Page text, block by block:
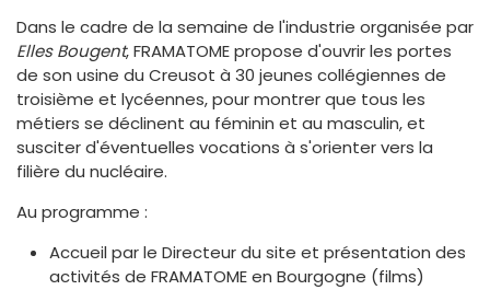
Dans le cadre de la semaine de l'industrie organisée par
Elles Bougent, FRAMATOME propose d'ouvrir les portes
de son usine du Creusot à 30 jeunes collégiennes de
troisième et lycéennes, pour montrer que tous les
métiers se déclinent au féminin et au masculin, et
susciter d'éventuelles vocations à s'orienter vers la
filière du nucléaire.
Au programme :
Accueil par le Directeur du site et présentation des
activités de FRAMATOME en Bourgogne (films)